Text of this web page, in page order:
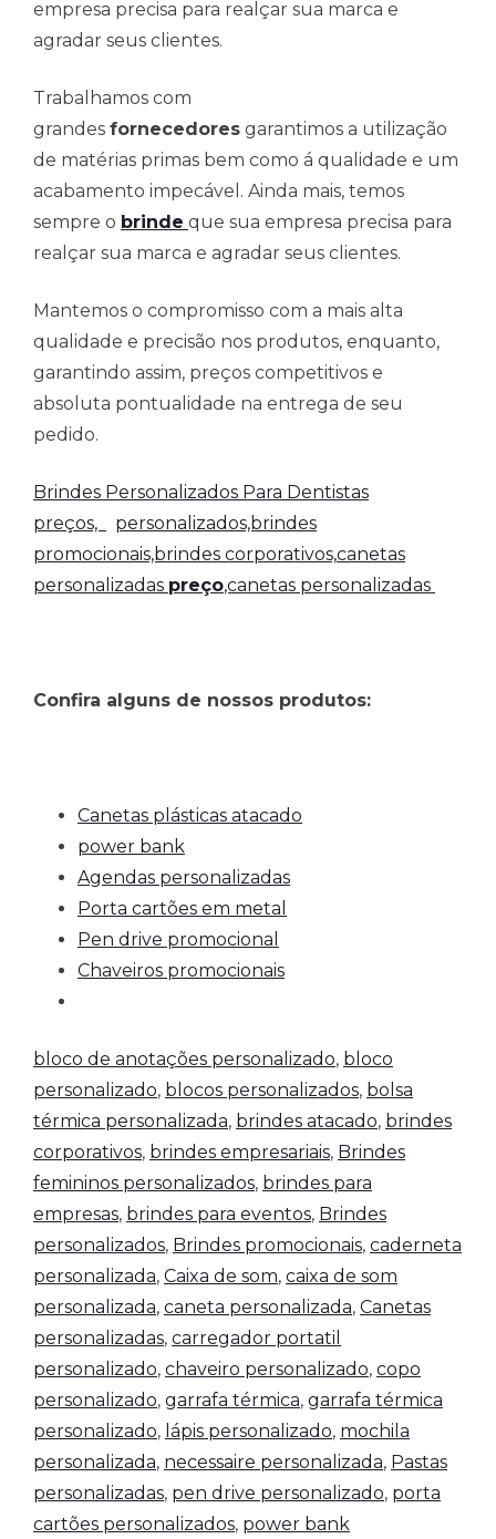
empresa precisa para realçar sua marca e
agradar seus clientes.
Trabalhamos com
grandes fornecedores garantimos a utilização
de matérias primas bem como á qualidade e um
acabamento impecável. Ainda mais, temos
sempre o brinde que sua empresa precisa para
realçar sua marca e agradar seus clientes.
Mantemos o compromisso com a mais alta
qualidade e precisão nos produtos, enquanto,
garantindo assim, preços competitivos e
absoluta pontualidade na entrega de seu
pedido.
Brindes Personalizados Para Dentistas
preços,
personalizados,brindes
promocionais,brindes corporativos,canetas
personalizadas preço,canetas personalizadas
Confira alguns de nossos produtos:
Canetas plásticas atacado
power bank
Agendas personalizadas
Porta cartões em metal
Pen drive promocional
Chaveiros promocionais
bloco de anotações personalizado, bloco
personalizado, blocos personalizados, bolsa
térmica personalizada, brindes atacado, brindes
corporativos, brindes empresariais, Brindes
femininos personalizados, brindes para
empresas, brindes para eventos, Brindes
personalizados, Brindes promocionais, caderneta
personalizada, Caixa de som, caixa de som
personalizada, caneta personalizada, Canetas
personalizadas, carregador portatil
personalizado, chaveiro personalizado, copo
personalizado, garrafa térmica, garrafa térmica
personalizado, lápis personalizado, mochila
personalizada, necessaire personalizada, Pastas
personalizadas, pen drive personalizado, porta
cartões personalizados, power bank